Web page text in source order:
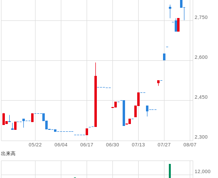
08/07
07/27
07/13
06/30
06/17
06/04
05/22
2,300
2,450
2,600
2,750
出来高
12,000